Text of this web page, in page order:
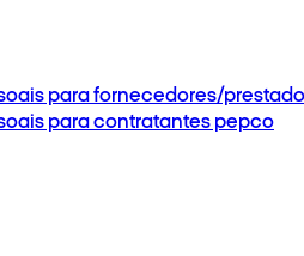
para fornecedores/
para contratantes pepco